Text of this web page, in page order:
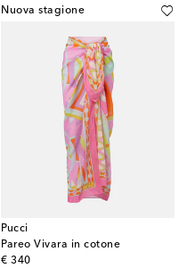
Nuova stagione
Pucci
Pareo Vivara in cotone
€ 340
original price